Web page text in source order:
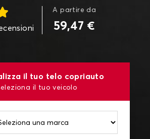
A partire da
59,47 €
il tuo telo copriauto
il tuo veicolo